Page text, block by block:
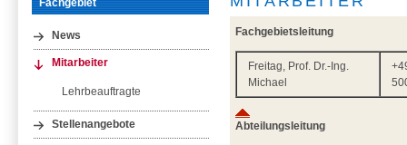
Fachgebiet
News
Mitarbeiter
Lehrbeauftragte
Stellenangebote
Fachgebietsleitung
Freitag, Prof. Dr.-Ing.
Michael
Abteilungsleitung